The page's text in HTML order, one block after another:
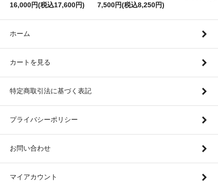
16,000円(税込17,600円) 7,500円(税込8,250円)
ホーム
カートを見る
特定商取引法に基づく表記
プライバシーポリシー
お問い合わせ
マイアカウント